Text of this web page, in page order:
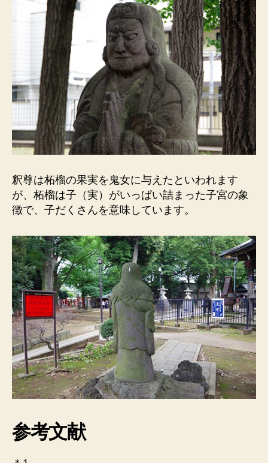
釈尊は柘榴の果実を鬼女に与えたといわれます
が、柘榴は子（実）がいっぱい詰まった子宮の象
徴で、子だくさんを意味しています。
参考文献